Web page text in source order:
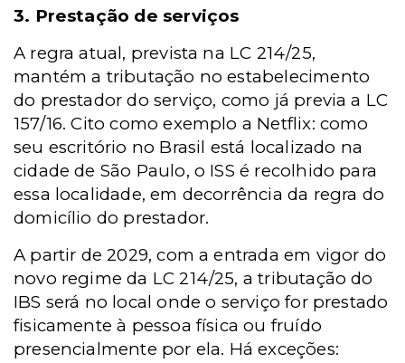
3. Prestação de serviços
A regra atual, prevista na LC 214/25,
mantém a tributação no estabelecimento
do prestador do serviço, como já previa a LC
157/16. Cito como exemplo a Netflix: como
seu escritório no Brasil está localizado na
cidade de São Paulo, o ISS é recolhido para
essa localidade, em decorrência da regra do
domicílio do prestador.
A partir de 2029, com a entrada em vigor do
novo regime da LC 214/25, a tributação do
IBS será no local onde o serviço for prestado
fisicamente à pessoa física ou fruído
presencialmente por ela. Há exceções: